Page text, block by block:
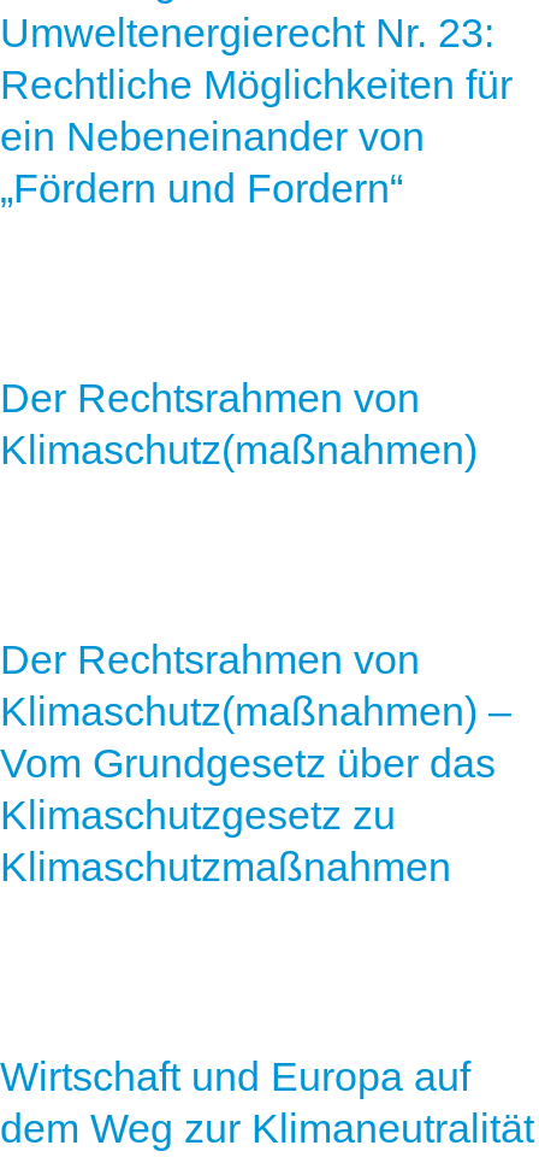
Umweltenergierecht Nr. 23:
Rechtliche Möglichkeiten für
ein Nebeneinander von
„Fördern und Fordern“
Der Rechtsrahmen von
Klimaschutz(maßnahmen)
Der Rechtsrahmen von
Klimaschutz(maßnahmen) –
Vom Grundgesetz über das
Klimaschutzgesetz zu
Klimaschutzmaßnahmen
Wirtschaft und Europa auf
dem Weg zur Klimaneutralität